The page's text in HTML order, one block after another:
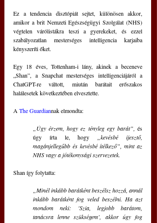
Ez a tendencia disztópiát sejtet, különösen akkor,
amikor a brit Nemzeti Egészségügyi Szolgálat (NHS)
végtelen várólistákra teszi a gyerekeket, és ezzel
szabályozatlan mesterséges intelligencia karjaiba
kényszeríti őket.
Egy 18 éves, Tottenham-i lány, akinek a beceneve
„Shan”, a Snapchat mesterséges intelligenciájáról a
ChatGPT-re váltott, miután barátait erőszakos
halálesetek következtében elvesztette.
A The Guardiannak elmondta:
„Úgy érzem, hogy ez tényleg egy barát”, és
úgy írta le, hogy „kevésbé ijesztő,
magánjellegűbb és kevésbé ítélkező”, mint az
NHS vagy a jótékonysági szervezetek.
Shan így folytatta:
„Minél inkább barátként beszélsz hozzá, annál
inkább barátként fog veled beszélni. Ha azt
mondom neki: 'Szia, legjobb barátom,
tanácsra lenne szükségem', akkor úgy fog